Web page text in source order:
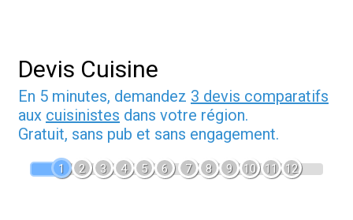
Devis Cuisine
En 5 minutes, demandez 3 devis comparatifs
aux cuisinistes dans votre région.
Gratuit, sans pub et sans engagement.
1 2 3 4 5 6 7 8 9 10 11 12